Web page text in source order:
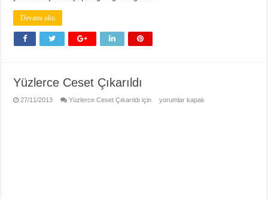
Devamı oku
Yüzlerce Ceset Çıkarıldı
27/11/2013 Yüzlerce Ceset Çıkarıldı için yorumlar kapalı